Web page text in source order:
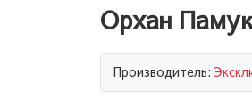
Орхан
Производитель: